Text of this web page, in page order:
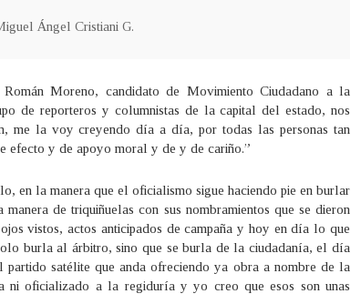
Ángel Cristiani G.
Moreno, candidato de Movimiento Ciudadano a la
de reporteros y columnistas de la capital del estado, nos
me la voy creyendo día a día, por todas las personas tan
efecto y de apoyo moral y de y de cariño.”
en la manera que el oficialismo sigue haciendo pie en burlar
de triquiñuelas con sus nombramientos que se dieron
vistos, actos anticipados de campaña y hoy en día lo que
burla al árbitro, sino que se burla de la ciudadanía, el día
partido satélite que anda ofreciendo ya obra a nombre de la
ni oficializado a la regiduría y yo creo que esos son unas